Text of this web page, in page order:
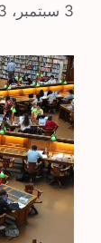
3 سبتمبر، 2023